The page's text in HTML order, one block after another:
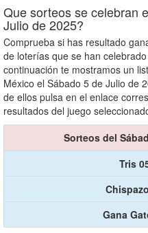
Que sorteos se celebran
Julio de 2025?
Comprueba si has resultado
de loterías que se han
continuación te mostramos un
México el Sábado 5 de Julio de
de ellos pulsa en el enlace
resultados del juego
Sorteos del
Tris
Gana